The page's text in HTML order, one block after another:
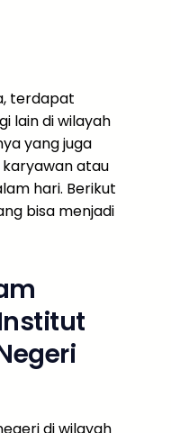
terdapat
lain di wilayah
yang juga
atau
hari. Berikut
bisa menjadi